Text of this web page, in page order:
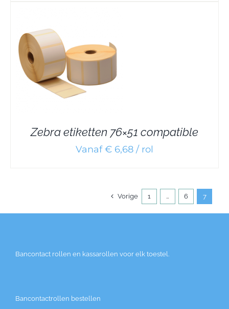
Zebra etiketten 76×51 compatible
Vanaf € 6,68 / rol
Vorige 1 … 6 7
Bancontact rollen en kassarollen voor elk toestel.
Bancontactrollen bestellen